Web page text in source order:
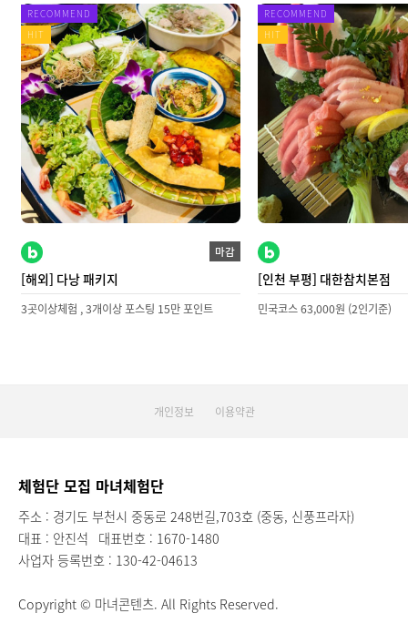
RECOMMEND
HIT
마감
[해외] 다낭 패키지
3곳이상체험 , 3개이상 포스팅 15만 포인트
RECOMMEND
HIT
[인천 부평] 대한참치본점
민국코스 63,000원 (2인기준)
개인정보 이용약관
체험단 모집 마녀체험단
주소 : 경기도 부천시 중동로 248번길,703호 (중동, 신풍프라자)
대표 : 안진석 대표번호 : 1670-1480
사업자 등록번호 : 130-42-04613
Copyright © 마녀콘텐츠. All Rights Reserved.